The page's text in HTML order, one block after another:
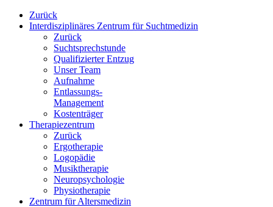
Zurück
Interdisziplinäres Zentrum für Suchtmedizin
Zurück
Suchtsprechstunde
Qualifizierter Entzug
Unser Team
Aufnahme
Entlassungs-
Management
Kostenträger
Therapiezentrum
Zurück
Ergotherapie
Logopädie
Musiktherapie
Neuropsychologie
Physiotherapie
Zentrum für Altersmedizin